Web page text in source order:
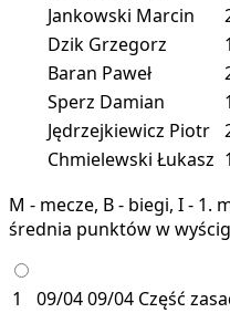
Jankowski Marcin
Dzik Grzegorz
Baran Paweł
Sperz Damian
Jędrzejkiewicz Piotr
Chmielewski Łukasz
M - mecze, B - biegi, I - 1.
średnia punktów w
1 09/0409/04 Część